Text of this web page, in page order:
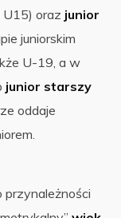
oraz junior
juniorskim
U-19, a w
junior starszy
oddaje